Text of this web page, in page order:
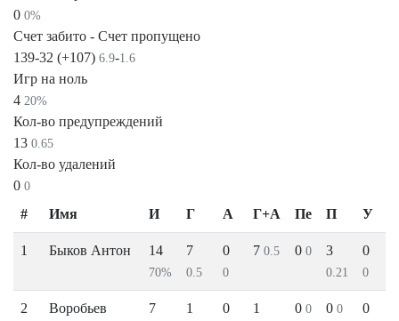
0 0%
Счет забито - Счет пропущено
139-32 (+107) 6.9-1.6
Игр на ноль
4 20%
Кол-во предупреждений
13 0.65
Кол-во удалений
0 0
# Имя И Г А Г+А Пе П У
1 Быков Антон 14
70%
7
0.5
0
0
7 0.5 0 0 3
0.21
0
0
2
Воробьев
7 1 0 1 0 0 0 0 0